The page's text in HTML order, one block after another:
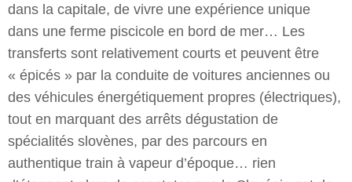
dans la capitale, de vivre une expérience unique
dans une ferme piscicole en bord de mer… Les
transferts sont relativement courts et peuvent être
« épicés » par la conduite de voitures anciennes ou
des véhicules énergétiquement propres (électriques),
tout en marquant des arrêts dégustation de
spécialités slovènes, par des parcours en
authentique train à vapeur d’époque… rien